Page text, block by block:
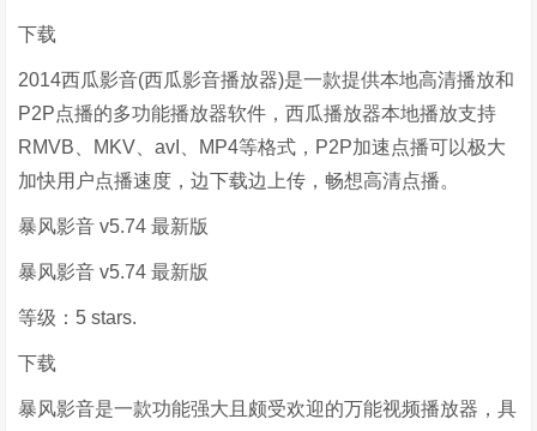
下载
2014西瓜影音(西瓜影音播放器)是一款提供本地高清播放和
P2P点播的多功能播放器软件，西瓜播放器本地播放支持
RMVB、MKV、avI、MP4等格式，P2P加速点播可以极大
加快用户点播速度，边下载边上传，畅想高清点播。
暴风影音 v5.74 最新版
暴风影音 v5.74 最新版
等级：5 stars.
下载
暴风影音是一款功能强大且颇受欢迎的万能视频播放器，具